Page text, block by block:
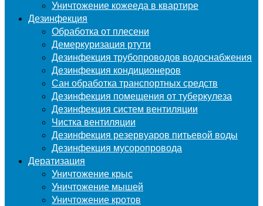
Уничтожение кожееда в квартире
Дезинфекция
Обработка от плесени
Демеркуризация ртути
Дезинфекция трубопроводов водоснабжения
Дезинфекция кондиционеров
Сан обработка транспортных средств
Дезинфекция помещения от туберкулеза
Дезинфекция систем вентиляции
Чистка вентиляции
Дезинфекция резервуаров питьевой воды
Дезинфекция мусоропровода
Дератизация
Уничтожение крыс
Уничтожение мышей
Уничтожение кротов